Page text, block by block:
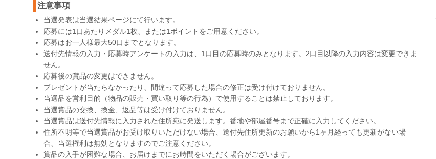
注意事項
当選発表は当選結果ページにて行います。
応募には1口あたりメダル1枚、または1ポイントをご用意ください。
応募はお一人様最大50口までとなります。
送付先情報の入力・応募時アンケートの入力は、1口目の応募時のみとなります。2口目以降の入力内容は変更できま
せん。
応募後の賞品の変更はできません。
プレゼントが当たらなかったり、間違って応募した場合の修正は受け付けておりません。
当選品を営利目的（物品の販売・買い取り等の行為）で使用することは禁止しております。
当選賞品の交換、換金、返品等は受け付けておりません。
当選賞品は送付先情報に入力された住所宛に発送します。番地や部屋番号まで正確に入力してください。
住所不明等で当選賞品がお受け取りいただけない場合、送付先住所更新のお願いから1ヶ月経っても更新がない場
合、当選権利は無効となりますのでご注意ください。
賞品の入手が困難な場合、お届けまでにお時間をいただく場合がございます。